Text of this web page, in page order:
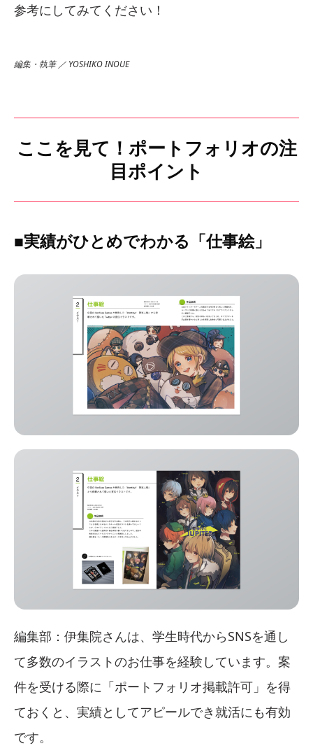
参考にしてみてください！
編集・執筆 ／ YOSHIKO INOUE
ここを見て！ポートフォリオの注
目ポイント
■実績がひとめでわかる「仕事絵」
編集部：伊集院さんは、学生時代からSNSを通し
て多数のイラストのお仕事を経験しています。案
件を受ける際に「ポートフォリオ掲載許可」を得
ておくと、実績としてアピールでき就活にも有効
です。